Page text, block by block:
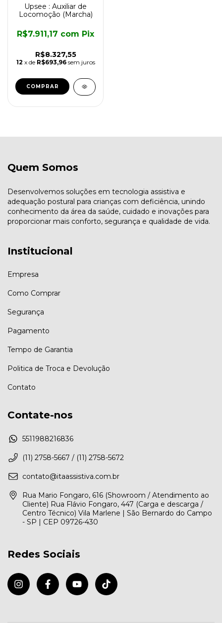
Upsee : Auxiliar de
Locomoção (Marcha)
R$8.327,55
R$7.911,17 com Pix
12 x de R$693,96 sem juros
Quem Somos
Desenvolvemos soluções em tecnologia assistiva e
adequação postural para crianças com deficiência, unindo
conhecimento da área da saúde, cuidado e inovações para
proporcionar mais conforto, segurança e qualidade de vida.
Institucional
Empresa
Como Comprar
Segurança
Pagamento
Tempo de Garantia
Politica de Troca e Devolução
Contato
Contate-nos
5511988216836
(11) 2758-5667 / (11) 2758-5672
contato@itaassistiva.com.br
Rua Mario Fongaro, 616 (Showroom / Atendimento ao
Cliente) Rua Flávio Fongaro, 447 (Carga e descarga /
Centro Técnico) Vila Marlene | São Bernardo do Campo
- SP | CEP 09726-430
Redes Sociais